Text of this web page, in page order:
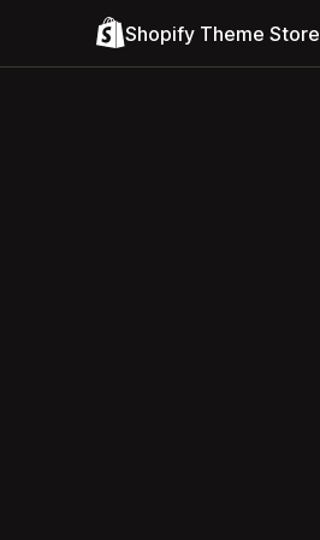
Shopify Theme Store